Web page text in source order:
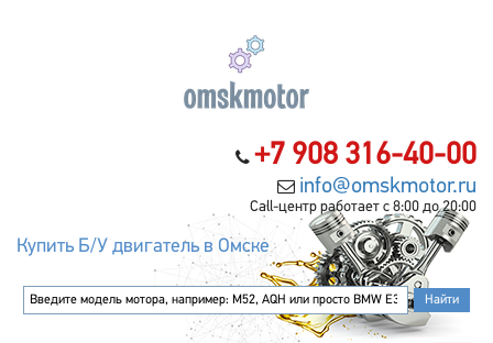
+7 908 316-40-00
info@omskmotor.ru
Call-центр работает с 8:00 до 20:00
Купить Б/У двигатель в Омске